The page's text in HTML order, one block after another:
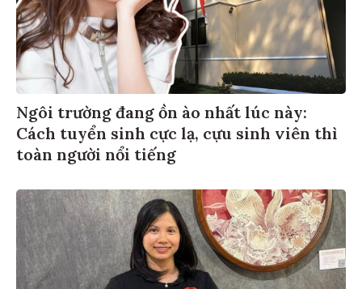
Ngôi trường đang ồn ào nhất lúc này:
Cách tuyển sinh cực lạ, cựu sinh viên thì
toàn người nổi tiếng